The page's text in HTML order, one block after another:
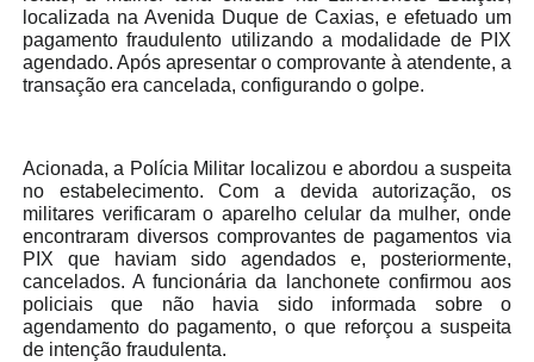
localizada na Avenida Duque de Caxias, e efetuado um
pagamento fraudulento utilizando a modalidade de PIX
agendado. Após apresentar o comprovante à atendente, a
transação era cancelada, configurando o golpe.
Acionada, a Polícia Militar localizou e abordou a suspeita
no estabelecimento. Com a devida autorização, os
militares verificaram o aparelho celular da mulher, onde
encontraram diversos comprovantes de pagamentos via
PIX que haviam sido agendados e, posteriormente,
cancelados. A funcionária da lanchonete confirmou aos
policiais que não havia sido informada sobre o
agendamento do pagamento, o que reforçou a suspeita
de intenção fraudulenta.